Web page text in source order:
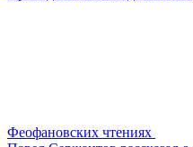
Феофановских чтениях